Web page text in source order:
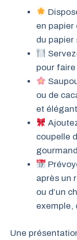
en papier
du papier
pour
ou de
et élégant
coupelle
après un
ou d’un
exemple,
Une